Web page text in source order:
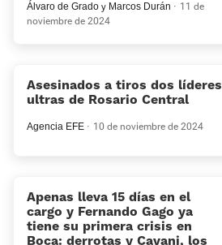
Álvaro de Grado y Marcos Durán
11 de
noviembre de 2024
Asesinados a tiros dos líderes
ultras de Rosario Central
Agencia EFE 10 de noviembre de 2024
Apenas lleva 15 días en el
cargo y Fernando Gago ya
tiene su primera crisis en
Boca: derrotas y Cavani, los